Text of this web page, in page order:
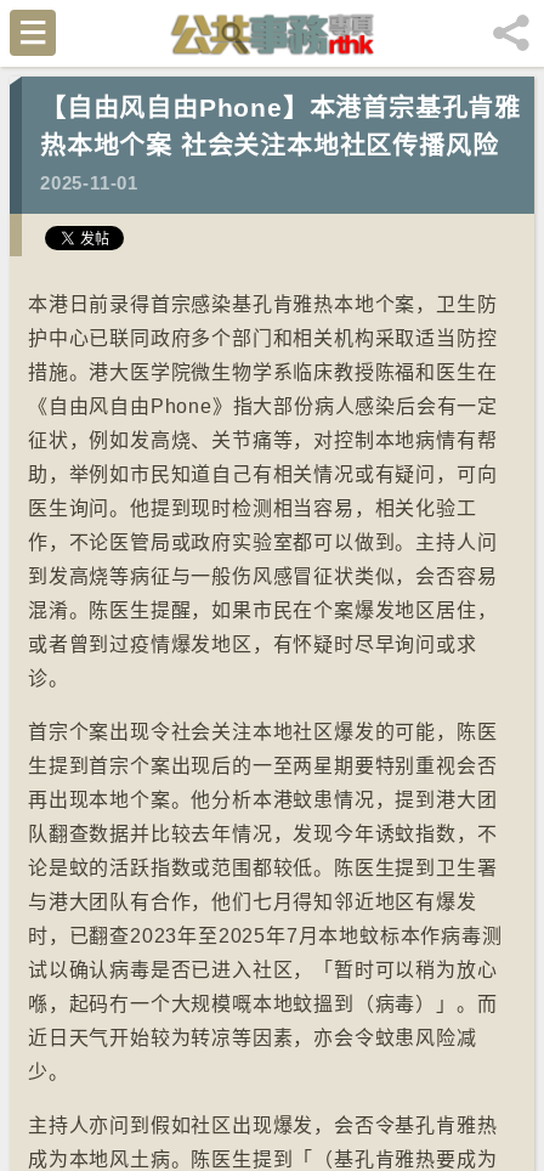
【自由风自由Phone】本港首宗基孔肯雅
热本地个案 社会关注本地社区传播风险
2025-11-01
本港日前录得首宗感染基孔肯雅热本地个案，卫生防
护中心已联同政府多个部门和相关机构采取适当防控
措施。港大医学院微生物学系临床教授陈福和医生在
《自由风自由Phone》指大部份病人感染后会有一定
征状，例如发高烧、关节痛等，对控制本地病情有帮
助，举例如市民知道自己有相关情况或有疑问，可向
医生询问。他提到现时检测相当容易，相关化验工
作，不论医管局或政府实验室都可以做到。主持人问
到发高烧等病征与一般伤风感冒征状类似，会否容易
混淆。陈医生提醒，如果市民在个案爆发地区居住，
或者曾到过疫情爆发地区，有怀疑时尽早询问或求
诊。
首宗个案出现令社会关注本地社区爆发的可能，陈医
生提到首宗个案出现后的一至两星期要特别重视会否
再出现本地个案。他分析本港蚊患情况，提到港大团
队翻查数据并比较去年情况，发现今年诱蚊指数，不
论是蚊的活跃指数或范围都较低。陈医生提到卫生署
与港大团队有合作，他们七月得知邻近地区有爆发
时，已翻查2023年至2025年7月本地蚊标本作病毒测
试以确认病毒是否已进入社区，「暂时可以稍为放心
喺，起码冇一个大规模嘅本地蚊搵到（病毒）」。而
近日天气开始较为转凉等因素，亦会令蚊患风险减
少。
主持人亦问到假如社区出现爆发，会否令基孔肯雅热
成为本地风土病。陈医生提到「（基孔肯雅热要成为